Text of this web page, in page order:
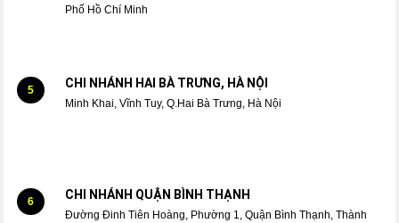
Phố Hồ Chí Minh
5 CHI NHÁNH HAI BÀ TRƯNG, HÀ NỘI
Minh Khai, Vĩnh Tuy, Q.Hai Bà Trưng, Hà Nội
6 CHI NHÁNH QUẬN BÌNH THẠNH
Đường Đinh Tiên Hoàng, Phường 1, Quận Bình Thạnh, Thành